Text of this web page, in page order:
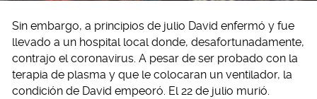
Sin embargo, a principios de julio David enfermó y fue
llevado a un hospital local donde, desafortunadamente,
contrajo el coronavirus. A pesar de ser probado con la
terapia de plasma y que le colocaran un ventilador, la
condición de David empeoró. El 22 de julio murió.